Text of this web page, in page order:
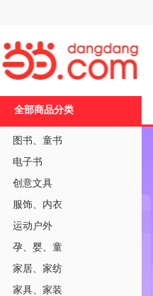
全部商品分类
打
开
无
障
页
图书、 童书
电子书
创意文具
服饰、 内衣
运动户外
孕、 婴、 童
家居、 家纺
家具、 家装